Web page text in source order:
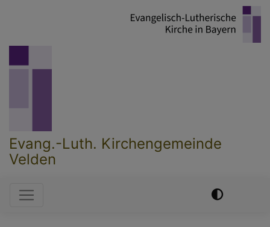
Evang.-Luth. Kirchengemeinde
Velden
Hauptnavigation